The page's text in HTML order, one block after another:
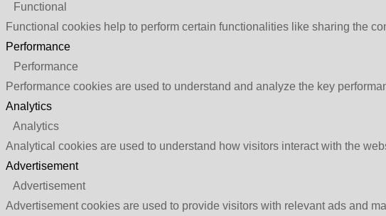
Functional
Functional cookies help to perform certain functionalities like sharing the
Performance
Performance
Performance cookies are used to understand and analyze the key
Analytics
Analytics
Analytical cookies are used to understand how visitors interact with the
Advertisement
Advertisement
Advertisement cookies are used to provide visitors with relevant ads and